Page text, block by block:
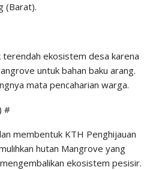
(Barat).
ekosistem desa karena
untuk bahan baku arang.
mata pencaharian warga.
#
membentuk KTH Penghijauan
hutan Mangrove yang
ekosistem pesisir.